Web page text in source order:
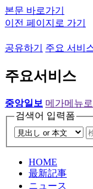
본문 바로가기
이전 페이지로 가기
공유하기 주요 서비
주요서비스
중앙일보 메가메뉴
검색어 입력폼
HOME
最新記事
ニュース